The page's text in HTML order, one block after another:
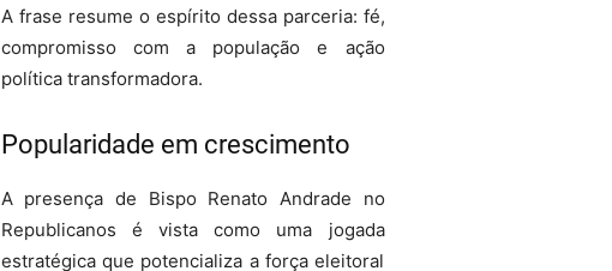
A frase resume o espírito dessa parceria: fé,
compromisso com a população e ação
política transformadora.
Popularidade em crescimento
A presença de Bispo Renato Andrade no
Republicanos é vista como uma jogada
estratégica que potencializa a força eleitoral